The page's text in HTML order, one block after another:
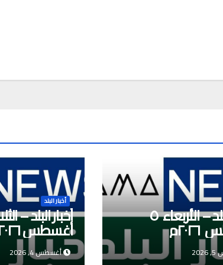
أخبار البلد – الأربعاء ٥
أخبار البلد
أغسطس ٢٠٢٦م
أغسطس 4, 2026